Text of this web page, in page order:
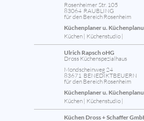
Rosenheimer Str. 105
83064 RAUBLING
für den Bereich Rosenheim
Küchenplaner u.
Küchen | Küchenstudio |
Ulrich Rapsch oHG
Dross Küchenspezialhaus
Mondscheinweg 24
83671 BENEDIKTBEUERN
für den Bereich Rosenheim
Küchenplaner u.
Küchen | Küchenstudio |
Küchen Dross + Schaffer